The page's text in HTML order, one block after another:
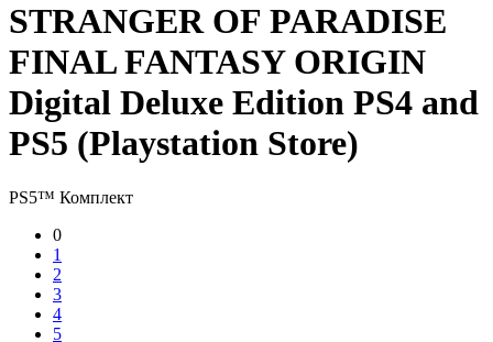
STRANGER OF PARADISE
FINAL FANTASY ORIGIN
Digital Deluxe Edition PS4 and
PS5 (Playstation Store)
PS5™ Комплект
0
1
2
3
4
5